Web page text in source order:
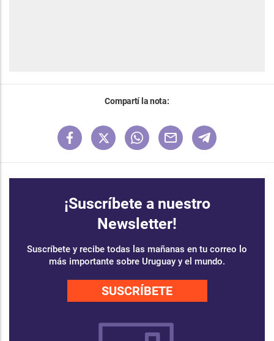
Compartí la nota:
¡Suscríbete a nuestro
Newsletter!
Suscríbete y recibe todas las mañanas en tu correo lo
más importante sobre Uruguay y el mundo.
SUSCRÍBETE